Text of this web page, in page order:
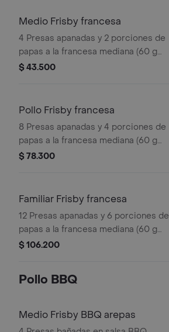
Medio Frisby francesa
4 Presas apanadas y 2 porciones de
papas a la francesa mediana (60 g
und)
$ 43.500
Pollo Frisby francesa
8 Presas apanadas y 4 porciones de
papas a la francesa mediana (60 g
und)
$ 78.300
Familiar Frisby francesa
12 Presas apanadas y 6 porciones de
papas a la francesa mediana (60 g
und)
$ 106.200
Pollo BBQ
Medio Frisby BBQ arepas